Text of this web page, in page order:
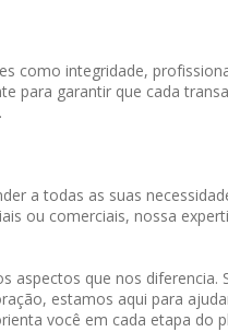
como integridade,
para garantir que cada
a todas as suas
ou comerciais, nossa
que nos diferencia.
estamos aqui para
você em cada etapa do